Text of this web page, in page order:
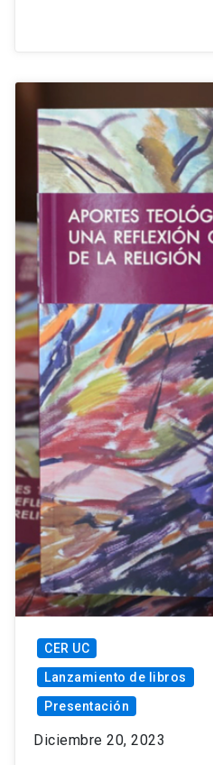
CER UC
Lanzamiento de libros
Presentación
Diciembre 20, 2023